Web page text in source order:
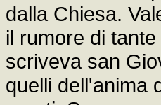
dalla Chiesa.
il rumore di
scriveva san
quelli dell'anima